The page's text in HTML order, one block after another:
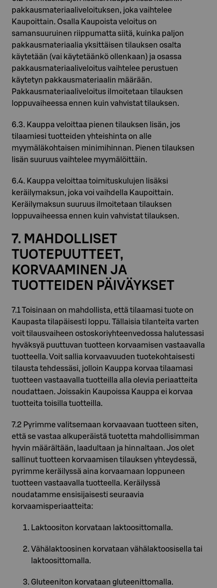
pakkausmateriaaliveloituksen, joka vaihtelee
Kaupoittain. Osalla Kaupoista veloitus on
samansuuruinen riippumatta siitä, kuinka paljon
pakkausmateriaalia yksittäisen tilauksen osalta
käytetään (vai käytetäänkö ollenkaan) ja osassa
pakkausmateriaaliveloitus vaihtelee perustuen
käytetyn pakkausmateriaalin määrään.
Pakkausmateriaaliveloitus ilmoitetaan tilauksen
loppuvaiheessa ennen kuin vahvistat tilauksen.
6.3. Kauppa veloittaa pienen tilauksen lisän, jos
tilaamiesi tuotteiden yhteishinta on alle
myymäläkohtaisen minimihinnan. Pienen tilauksen
lisän suuruus vaihtelee myymälöittäin.
6.4. Kauppa veloittaa toimituskulujen lisäksi
keräilymaksun, joka voi vaihdella Kaupoittain.
Keräilymaksun suuruus ilmoitetaan tilauksen
loppuvaiheessa ennen kuin vahvistat tilauksen.
7. MAHDOLLISET
TUOTEPUUTTEET,
KORVAAMINEN JA
TUOTTEIDEN PÄIVÄYKSET
7.1 Toisinaan on mahdollista, että tilaamasi tuote on
Kaupasta tilapäisesti loppu. Tällaisia tilanteita varten
voit tilausvaiheen ostoskoriyhteenvedossa halutessasi
hyväksyä puuttuvan tuotteen korvaamisen vastaavalla
tuotteella. Voit sallia korvaavuuden tuotekohtaisesti
tilausta tehdessäsi, jolloin Kauppa korvaa tilaamasi
tuotteen vastaavalla tuotteilla alla olevia periaatteita
noudattaen. Joissakin Kaupoissa Kauppa ei korvaa
tuotteita toisilla tuotteilla.
7.2 Pyrimme valitsemaan korvaavaan tuotteen siten,
että se vastaa alkuperäistä tuotetta mahdollisimman
hyvin määrältään, laadultaan ja hinnaltaan. Jos olet
sallinut tuotteen korvaamisen tilauksen yhteydessä,
pyrimme keräilyssä aina korvaamaan loppuneen
tuotteen vastaavalla tuotteella. Keräilyssä
noudatamme ensisijaisesti seuraavia
korvaamisperiaatteita:
Laktoositon korvataan laktoosittomalla.
Vähälaktoosinen korvataan vähälaktoosisella tai
laktoosittomalla.
Gluteeniton korvataan gluteenittomalla.